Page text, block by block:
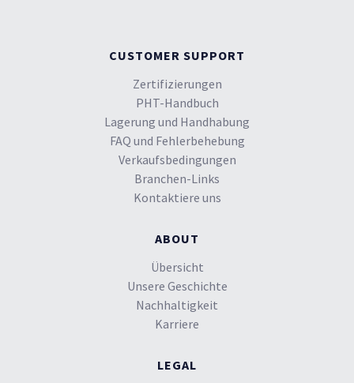
CUSTOMER SUPPORT
Zertifizierungen
PHT-Handbuch
Lagerung und Handhabung
FAQ und Fehlerbehebung
Verkaufsbedingungen
Branchen-Links
Kontaktiere uns
ABOUT
Übersicht
Unsere Geschichte
Nachhaltigkeit
Karriere
LEGAL